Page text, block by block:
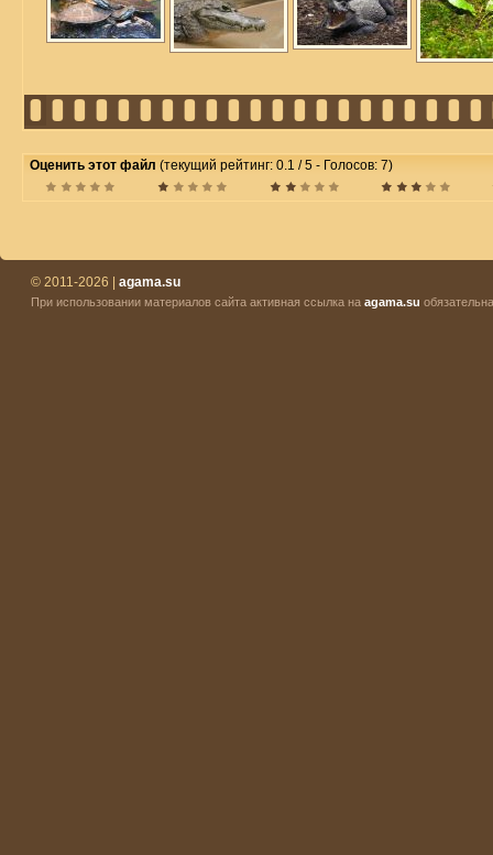
Оценить этот файл (текущий рейтинг: 0.1 / 5 - Голосов: 7)
© 2011-2026 | agama.su
При использовании материалов сайта активная ссылка на agama.su